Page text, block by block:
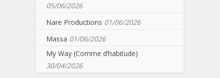
05/06/2026
Nare Productions 01/06/2026
Massa 01/06/2026
My Way (Comme d’habitude)
30/04/2026